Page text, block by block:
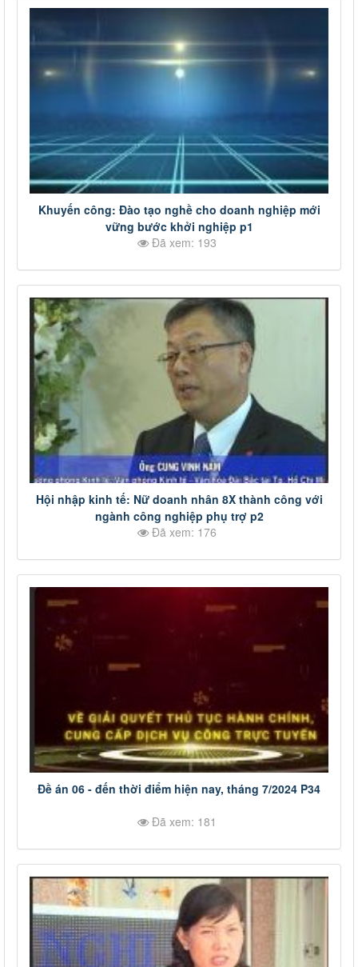
Khuyến công: Đào tạo nghề cho doanh nghiệp mới
vững bước khởi nghiệp p1
Đã xem: 193
Hội nhập kinh tế: Nữ doanh nhân 8X thành công với
ngành công nghiệp phụ trợ p2
Đã xem: 176
Đề án 06 - đến thời điểm hiện nay, tháng 7/2024 P34
Đã xem: 181